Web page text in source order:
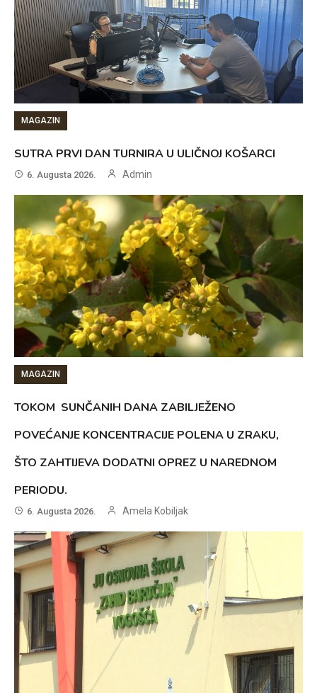
MAGAZIN
SUTRA PRVI DAN TURNIRA U ULIČNOJ KOŠARCI
6. Augusta 2026. Admin
MAGAZIN
TOKOM SUNČANIH DANA ZABILJEŽENO
POVEĆANJE KONCENTRACIJE POLENA U ZRAKU,
ŠTO ZAHTIJEVA DODATNI OPREZ U NAREDNOM
PERIODU.
6. Augusta 2026. Amela Kobiljak